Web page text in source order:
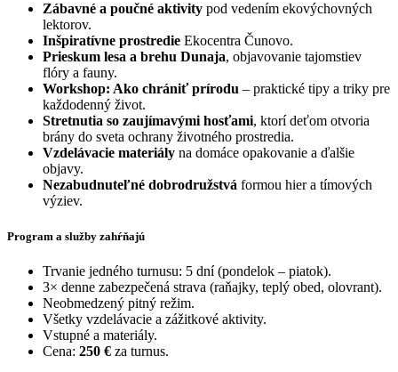
Zábavné a poučné aktivity pod vedením ekovýchovných
lektorov.
Inšpiratívne prostredie Ekocentra Čunovo.
Prieskum lesa a brehu Dunaja, objavovanie tajomstiev
flóry a fauny.
Workshop: Ako chrániť prírodu – praktické tipy a triky pre
každodenný život.
Stretnutia so zaujímavými hosťami, ktorí deťom otvoria
brány do sveta ochrany životného prostredia.
Vzdelávacie materiály na domáce opakovanie a ďalšie
objavy.
Nezabudnuteľné dobrodružstvá formou hier a tímových
výziev.
Program a služby zahŕňajú
Trvanie jedného turnusu: 5 dní (pondelok – piatok).
3× denne zabezpečená strava (raňajky, teplý obed, olovrant).
Neobmedzený pitný režim.
Všetky vzdelávacie a zážitkové aktivity.
Vstupné a materiály.
Cena: 250 € za turnus.